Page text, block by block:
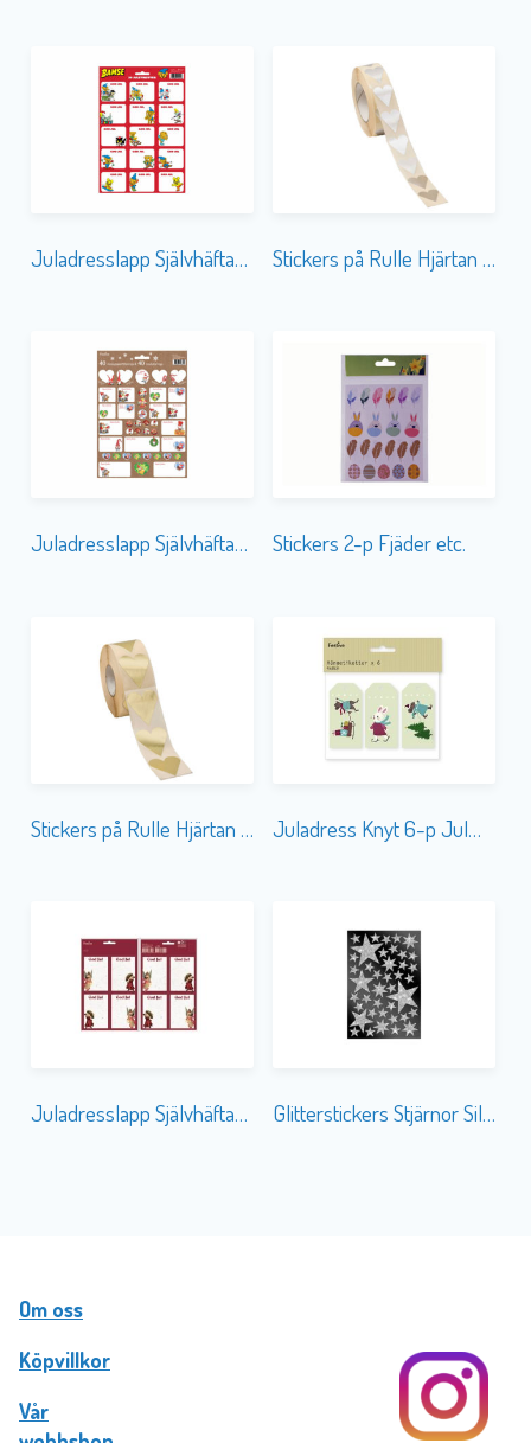
Juladresslapp Självhäftande 30-p Bamse Stickers på Rulle Hjärtan Silver Små
Juladresslapp Självhäftande 40-p FINSK TEXT m. Stickers Stickers 2-p Fjäder etc.
Stickers på Rulle Hjärtan Guld Juladress Knyt 6-p Julmöss
Juladresslapp Självhäftande 12-p Julnostalgi Glitterstickers Stjärnor Silver
Om oss
Köpvillkor
Vår